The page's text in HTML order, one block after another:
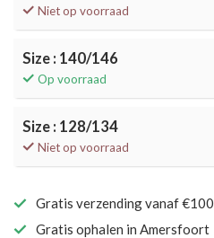
Niet op voorraad
Size : 140/146
Op voorraad
Size : 128/134
Niet op voorraad
Gratis verzending vanaf €100
Gratis ophalen in Amersfoort